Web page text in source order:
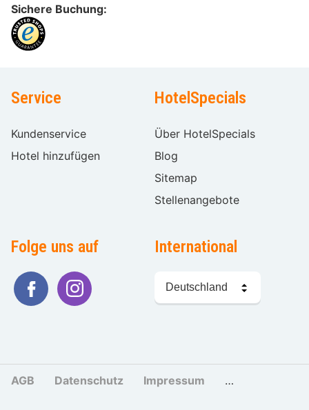
Sichere Buchung:
Service
Kundenservice
Hotel hinzufügen
HotelSpecials
Über HotelSpecials
Blog
Sitemap
Stellenangebote
Folge uns auf International
wählen
AGB Datenschutz Impressum Cookies und